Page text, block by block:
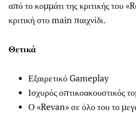
από το κομμάτι της κριτικής του
κριτική στο main παιχνίδι.
Θετικά
Εξαιρετικό Gameplay
Ισχυρός οπτικοακουστικός
Ο «Revan» σε όλο του το